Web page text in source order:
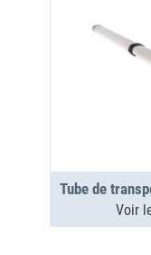
Voir